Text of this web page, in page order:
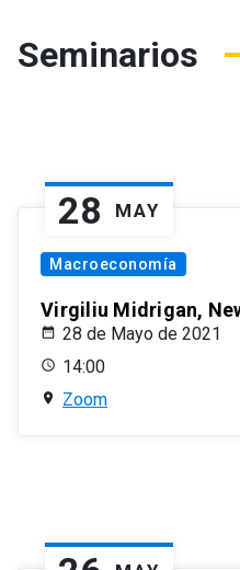
Seminarios
28 MAY
Macroeconomía
Virgiliu Midrigan,
28 de Mayo de 2021
14:00
Zoom